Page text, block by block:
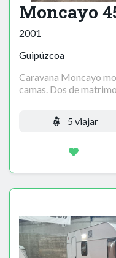
Moncayo
2001
Guipúzcoa
Caravana Moncayo
camas. Dos de
5 viajar